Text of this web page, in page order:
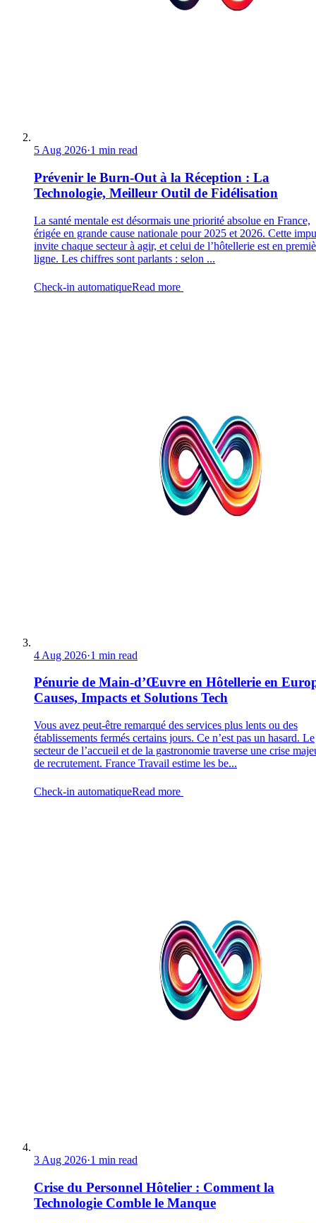
5 Aug 2026·1 min read
Prévenir le Burn-Out à la Réception : La
Technologie, Meilleur Outil de Fidélisation
La santé mentale est désormais une priorité absolue en France,
érigée en grande cause nationale pour 2025 et 2026. Cette
invite chaque secteur à agir, et celui de l’hôtellerie est en
ligne. Les chiffres sont parlants : selon ...
Check-in automatiqueRead more
4 Aug 2026·1 min read
Pénurie de Main-d’Œuvre en Hôtellerie en
Causes, Impacts et Solutions Tech
Vous avez peut-être remarqué des services plus lents ou des
établissements fermés certains jours. Ce n’est pas un hasard. Le
secteur de l’accueil et de la gastronomie traverse une crise
de recrutement. France Travail estime les be...
Check-in automatiqueRead more
3 Aug 2026·1 min read
Crise du Personnel Hôtelier : Comment la
Technologie Comble le Manque